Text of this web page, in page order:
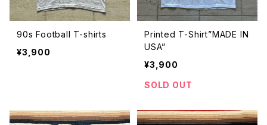
90s Football T-shirts
¥3,900
Printed T-Shirt”MADE IN
USA”
¥3,900
SOLD OUT